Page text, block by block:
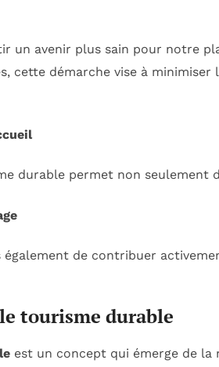
un avenir plus sain pour notre
cette démarche vise à
durable permet non seulement
également de contribuer
tourisme durable
est un concept qui émerge de la